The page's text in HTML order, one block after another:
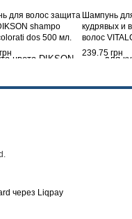
для волос защита
shampo
dos 500 мл.
Шампунь
кудрявых и
волос
cap.ricci 500
239.75 грн